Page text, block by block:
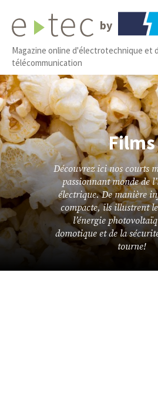
by
Magazine online d'électrotechnique et
télécommunication
Films
Découvrez ici nos courts
passionnant monde de
électrique. De manière
compacte, ils illustrent
l’énergie
domotique et de la
tourne!